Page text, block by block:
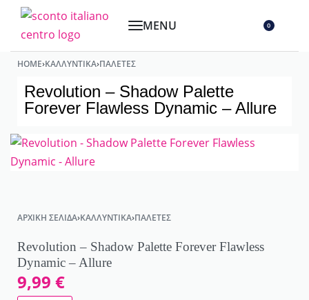
0
HOME›ΚΑΛΛΥΝΤΙΚΆ›ΠΑΛΈΤΕΣ
Revolution – Shadow Palette
Forever Flawless Dynamic – Allure
ΑΡΧΙΚΉ ΣΕΛΊΔΑ›ΚΑΛΛΥΝΤΙΚΆ›ΠΑΛΈΤΕΣ
Revolution – Shadow Palette Forever Flawless
Dynamic – Allure
9,99 €